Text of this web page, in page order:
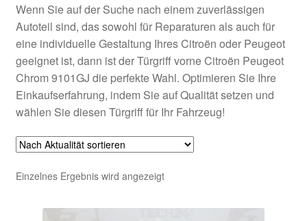
Zahlungen
Wenn Sie auf der Suche nach einem zuverlässigen
Autoteil sind, das sowohl für Reparaturen als auch für
eine individuelle Gestaltung Ihres Citroën oder Peugeot
geeignet ist, dann ist der Türgriff vorne Citroën Peugeot
Chrom 9101GJ die perfekte Wahl. Optimieren Sie Ihre
Einkaufserfahrung, indem Sie auf Qualität setzen und
wählen Sie diesen Türgriff für Ihr Fahrzeug!
Einzelnes Ergebnis wird angezeigt